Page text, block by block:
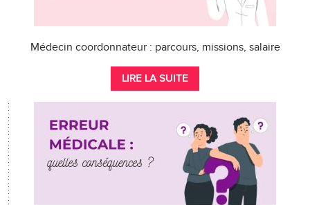
Médecin coordonnateur : parcours, missions, salaire
LIRE LA SUITE